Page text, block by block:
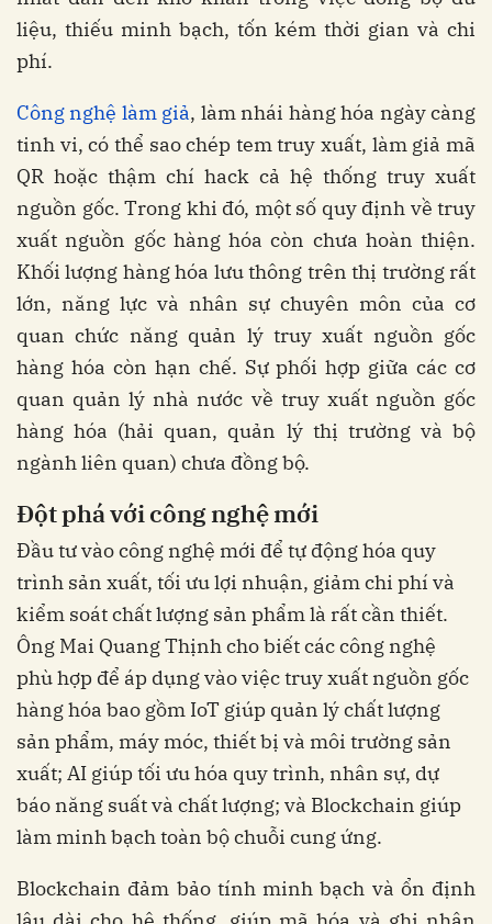
liệu, thiếu minh bạch, tốn kém thời gian và chi
phí.
Công nghệ làm giả, làm nhái hàng hóa ngày càng
tinh vi, có thể sao chép tem truy xuất, làm giả mã
QR hoặc thậm chí hack cả hệ thống truy xuất
nguồn gốc. Trong khi đó, một số quy định về truy
xuất nguồn gốc hàng hóa còn chưa hoàn thiện.
Khối lượng hàng hóa lưu thông trên thị trường rất
lớn, năng lực và nhân sự chuyên môn của cơ
quan chức năng quản lý truy xuất nguồn gốc
hàng hóa còn hạn chế. Sự phối hợp giữa các cơ
quan quản lý nhà nước về truy xuất nguồn gốc
hàng hóa (hải quan, quản lý thị trường và bộ
ngành liên quan) chưa đồng bộ.
Đột phá với công nghệ mới
Đầu tư vào công nghệ mới để tự động hóa quy
trình sản xuất, tối ưu lợi nhuận, giảm chi phí và
kiểm soát chất lượng sản phẩm là rất cần thiết.
Ông Mai Quang Thịnh cho biết các công nghệ
phù hợp để áp dụng vào việc truy xuất nguồn gốc
hàng hóa bao gồm IoT giúp quản lý chất lượng
sản phẩm, máy móc, thiết bị và môi trường sản
xuất; AI giúp tối ưu hóa quy trình, nhân sự, dự
báo năng suất và chất lượng; và Blockchain giúp
làm minh bạch toàn bộ chuỗi cung ứng.
Blockchain đảm bảo tính minh bạch và ổn định